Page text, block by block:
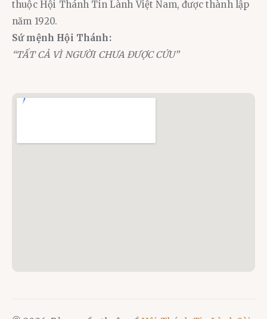
thuộc Hội Thánh Tin Lành Việt Nam, được thành lập
năm 1920.
Sứ mệnh Hội Thánh:
“TẤT CẢ VÌ NGƯỜI CHƯA ĐƯỢC CỨU”